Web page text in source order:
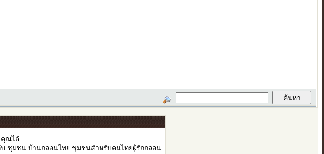
คุณได้
ชุมชน บ้านกลอนไทย ชุมชนสำหรับคนไทยผู้รักกลอน.